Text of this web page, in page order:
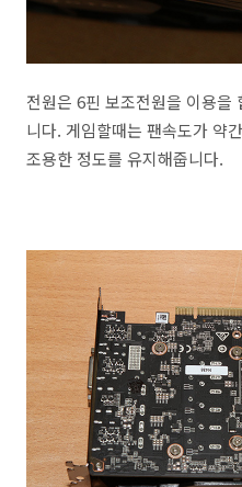
전원은 6핀 보조전원을 이용을
니다. 게임할때는 팬속도가 약
조용한 정도를 유지해줍니다.